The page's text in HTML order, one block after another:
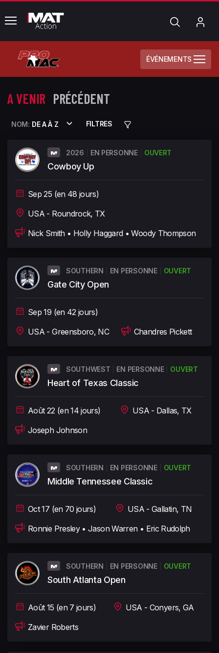
common.menu Chercher
ÉVÉNEMENTS
A VENIR PRÉCÉDENT
NOM: DE A À Z FILTRES
2026 EN PERSONNE OUVERT
Cowboy Up
Sep 25 (en 48 jours)
USA - Roundrock, TX
Nick Smith • Holly Haggard • Woody Thompson
SOUTHERN EN PERSONNE OUVERT
Gate City Open
Sep 19 (en 42 jours)
USA - Greensboro, NC
Chandres Pickett
SOUTHWEST EN PERSONNE OUVERT
Heart of Texas Classic
Août 22 (en 14 jours)
USA - Dallas, TX
Joseph Johnson
SOUTHERN EN PERSONNE OUVERT
Middle Tennessee Classic
Oct 17 (en 70 jours)
USA - Gallatin, TN
Ronnie Presley • Jason Warren • Eric Rudolph
SOUTHERN EN PERSONNE OUVERT
South Atlanta Open
Août 15 (en 7 jours)
USA - Conyers, GA
Zavier Roberts